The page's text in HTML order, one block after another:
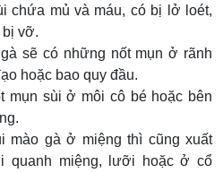
chứa mủ và máu, có bị lở loét,
vỡ.
sẽ có những nốt mụn ở rãnh
hoặc bao quy đầu.
mụn sùi ở môi cô bé hoặc bên
mào gà ở miệng thì cũng xuất
quanh miệng, lưỡi hoặc ở cổ